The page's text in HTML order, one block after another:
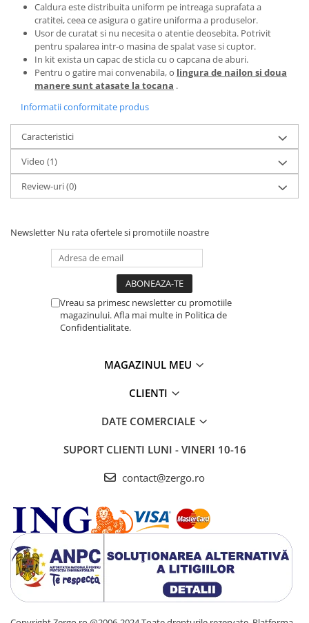
Caldura este distribuita uniform pe intreaga suprafata a
cratitei, ceea ce asigura o gatire uniforma a produselor.
Usor de curatat si nu necesita o atentie deosebita. Potrivit
pentru spalarea intr-o masina de spalat vase si cuptor.
In kit exista un capac de sticla cu o capcana de aburi.
Pentru o gatire mai convenabila, o lingura de nailon si doua
manere sunt atasate la tocana .
Informatii conformitate produs
Caracteristici
Video (1)
Review-uri(0)
Newsletter Nu rata ofertele si promotiile noastre
Vreau sa primesc newsletter cu promotiile
magazinului. Afla mai multe in Politica de
Confidentialitate.
MAGAZINUL MEU
CLIENTI
DATE COMERCIALE
SUPORT CLIENTI LUNI - VINERI 10-16
contact@zergo.ro